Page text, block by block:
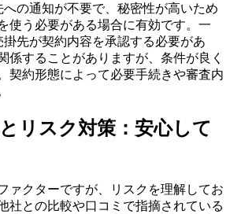
の通知が不要で、秘密性が高いため
使う必要がある場合に有効です。一
先が契約内容を承認する必要があ
係することがありますが、条件が良く
契約形態によって必要手続きや審査内
リスク対策：安心して
ァクターですが、リスクを理解してお
社との比較や口コミで指摘されている